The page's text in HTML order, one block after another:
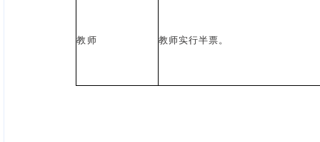
教师 教师实行半票。